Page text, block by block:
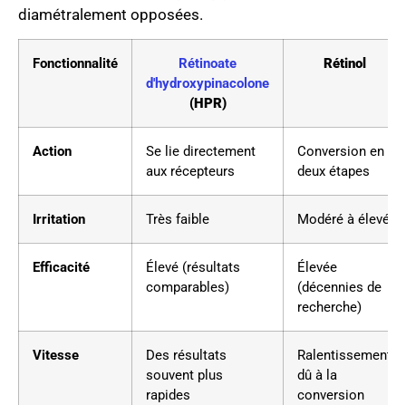
diamétralement opposées.
Fonctionnalité
Rétinoate
d'hydroxypinacolone
(HPR)
Rétinol
Action
Se lie directement
aux récepteurs
Conversion en
deux étapes
Irritation Très faible Modéré à élevé
Efficacité
Élevé (résultats
comparables)
Élevée
(décennies de
recherche)
Vitesse
Des résultats
souvent plus
rapides
Ralentissement
dû à la
conversion